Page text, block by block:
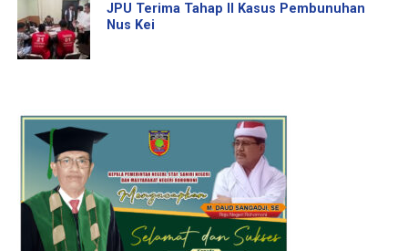
JPU Terima Tahap II Kasus Pembunuhan
Nus Kei